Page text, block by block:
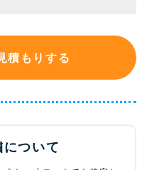
積もりする
ついて